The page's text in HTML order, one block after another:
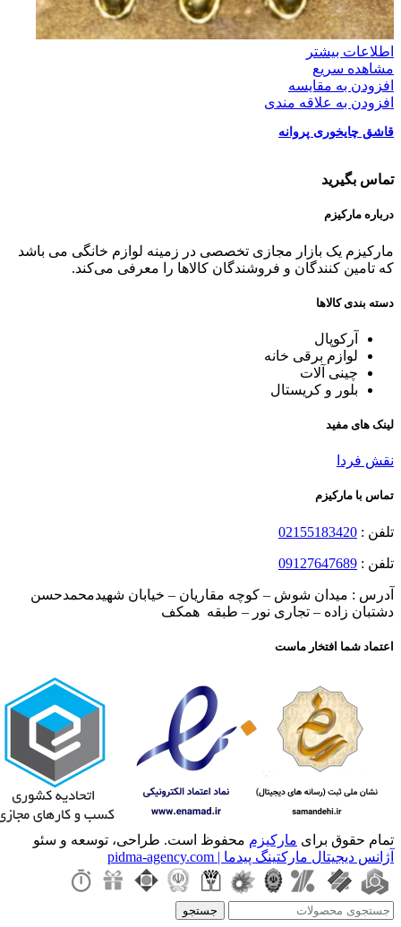
اطلاعات بیشتر
مشاهده سریع
افزودن به مقایسه
افزودن به علاقه مندی
قاشق چایخوری پروانه
تماس بگیرید
درباره مارکیزم
مارکیزم یک بازار مجازی تخصصی در زمینه لوازم خانگی می باشد
که تامین کنندگان و فروشندگان کالاها را معرفی می‌کند.
دسته بندی کالاها
آرکوپال
لوازم برقی خانه
چینی آلات
بلور و کریستال
لینک های مفید
نقش فردا
تماس با مارکیزم
تلفن : 02155183420
تلفن : 09127647689
آدرس : میدان شوش – کوچه مقاریان – خیابان شهیدمحمدحسن
دشتبان زاده – تجاری نور – طبقه همکف
اعتماد شما افتخار ماست
تمام حقوق برای مارکیزم محفوظ است. طراحی، توسعه و سئو
آژانس دیجیتال مارکتینگ پیدما | pidma-agency.com
جستجو